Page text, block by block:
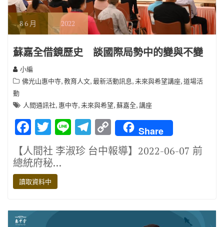
86 月 2022
蘇嘉全借鏡歷史 談國際局勢中的變與不變
小編
佛光山惠中寺,教育人文,最新活動訊息,未來與希望講座,道場活
動
人間通訊社, 惠中寺,未來與希望,蘇嘉全,講座
F
ac
e
b
o
o
T
w
it
te
r
Li
n
e
T
el
e
m
C
o
p
n
Share
【人間社 李淑珍 台中報導】2022-06-07 前
總統府秘…
讀取資料中